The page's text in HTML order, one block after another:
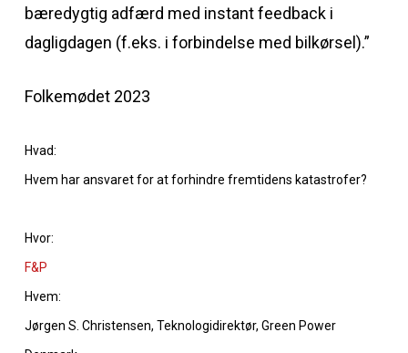
bæredygtig adfærd med instant feedback i
dagligdagen (f.eks. i forbindelse med bilkørsel).”
Folkemødet 2023
Hvad:
Hvem har ansvaret for at forhindre fremtidens katastrofer?
Hvor:
F&P
Hvem:
Jørgen S. Christensen, Teknologidirektør, Green Power